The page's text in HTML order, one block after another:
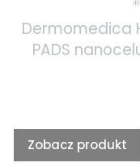
Dermomedica
PADS
działaniu
Zobacz produkt